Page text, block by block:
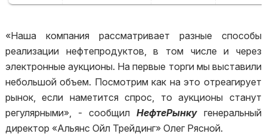
«Наша компания рассматривает разные способы
реализации нефтепродуктов, в том числе и через
электронные аукционы. На первые торги мы выставили
небольшой объем. Посмотрим как на это отреагирует
рынок, если наметится спрос, то аукционы станут
регулярными», - сообщил НефтеРынкугенеральный
директор «Альянс Ойл Трейдинг» Олег Рясной.